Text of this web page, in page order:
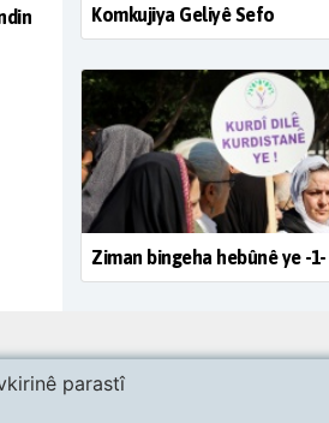
Komkujiya Geliyê Sefo
Ziman bingeha hebûnê ye -1-
parastî